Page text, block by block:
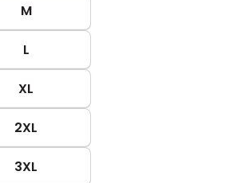
M
L
XL
2XL
3XL